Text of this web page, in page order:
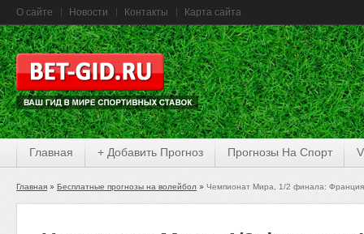
О сайте Новости Контакты Карта сайта
Главная + Добавить Прогноз Прогнозы На Спорт
Главная Бесплатные прогнозы на волейбол Чемпионат Мира, 1/2 финала: